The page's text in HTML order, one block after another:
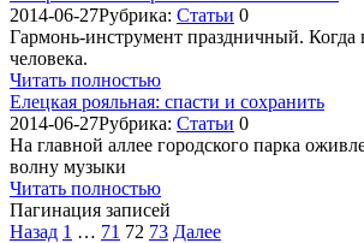
2014-06-27Рубрика: Cтатьи 0
Гармонь-инструмент праздничный.
человека.
Читать полностью
Елецкая рояльная: спасти и сохранить
2014-06-27Рубрика: Cтатьи 0
На главной аллее городского парка
волну музыки
Читать полностью
Пагинация записей
Назад 1 … 71 72 73 Далее